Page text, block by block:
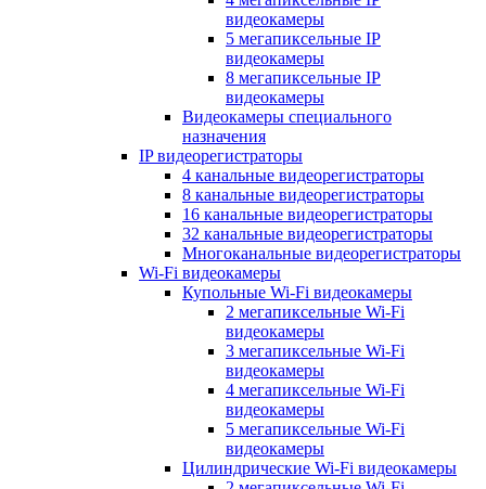
видеокамеры
5 мегапиксельные IP
видеокамеры
8 мегапиксельные IP
видеокамеры
Видеокамеры специального
назначения
IP видеорегистраторы
4 канальные видеорегистраторы
8 канальные видеорегистраторы
16 канальные видеорегистраторы
32 канальные видеорегистраторы
Многоканальные видеорегистраторы
Wi-Fi видеокамеры
Купольные Wi-Fi видеокамеры
2 мегапиксельные Wi-Fi
видеокамеры
3 мегапиксельные Wi-Fi
видеокамеры
4 мегапиксельные Wi-Fi
видеокамеры
5 мегапиксельные Wi-Fi
видеокамеры
Цилиндрические Wi-Fi видеокамеры